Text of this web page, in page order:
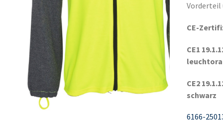
Vorderteil
CE-
CE1
CE2
schwarz
6166-